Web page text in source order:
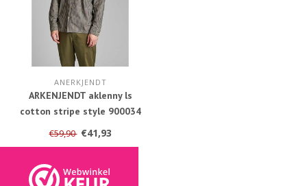
ANERKJENDT
ARKENJENDT aklenny ls
cotton stripe style 900034
3059 sky captain
€59,90 €41,93